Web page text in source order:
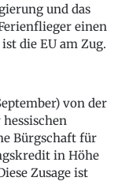
und das
einen
die EU am Zug.
von der
Bürgschaft für
in Höhe
Zusage ist